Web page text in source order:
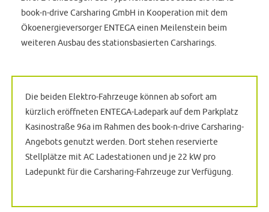
book-n-drive Carsharing GmbH in Kooperation mit dem
Ökoenergieversorger ENTEGA einen Meilenstein beim
weiteren Ausbau des stationsbasierten Carsharings.
Die beiden Elektro-Fahrzeuge können ab sofort am
kürzlich eröffneten ENTEGA-Ladepark auf dem Parkplatz
Kasinostraße 96a im Rahmen des book-n-drive Carsharing-
Angebots genutzt werden. Dort stehen reservierte
Stellplätze mit AC Ladestationen und je 22 kW pro
Ladepunkt für die Carsharing-Fahrzeuge zur Verfügung.